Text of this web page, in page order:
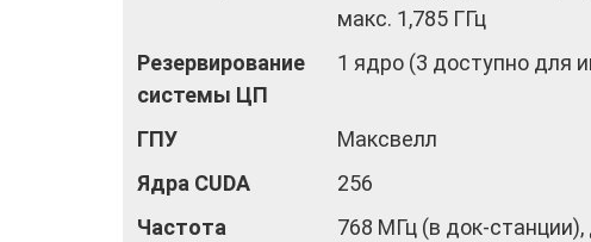
макс. 1,785 ГГц
Резервирование
системы ЦП
1 ядро ​​(3 доступно для
ГПУ Максвелл
Ядра CUDA
256
Частота
768 МГц (в док-